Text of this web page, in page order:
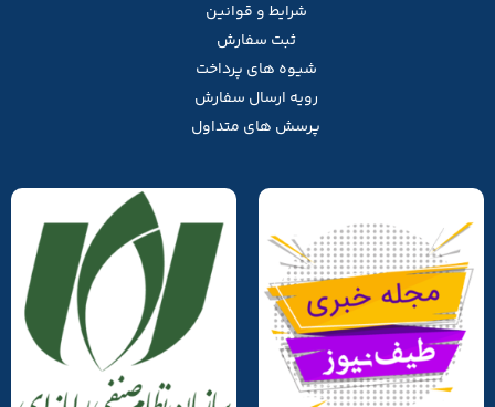
شرایط و قوانین
ثبت سفارش
شیوه های پرداخت
رویه ارسال سفارش
پرسش های متداول